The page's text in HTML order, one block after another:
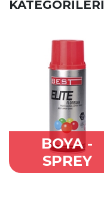
KATEGORİLERİ
BOYA -
SPREY